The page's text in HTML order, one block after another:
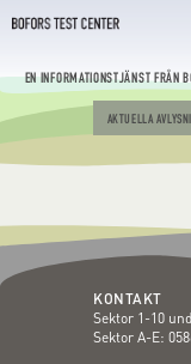
EN INFORMATIONSTJÄNST FRÅN
AKTUELLA
KONTAKT
Sektor 1-10
Sektor A-E: